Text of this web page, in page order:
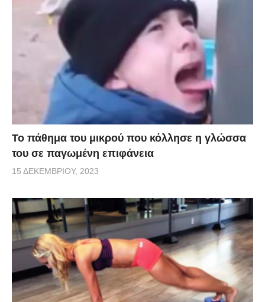
Το πάθημα του μικρού που κόλλησε η γλώσσα
του σε παγωμένη επιφάνεια
15 ΔΕΚΕΜΒΡΊΟΥ, 2023